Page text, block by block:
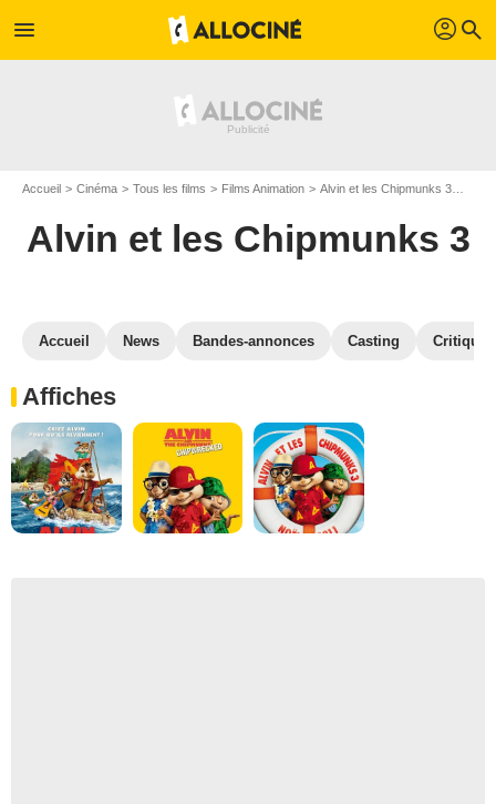
menu profil search
Accueil Cinéma Tous les films Films Animation Alvin et les Chipmunks 3
Alvin et les Chipmunks 3
Accueil News Bandes-annonces Casting
Affiches